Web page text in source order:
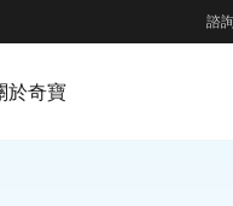
諮
於奇寶